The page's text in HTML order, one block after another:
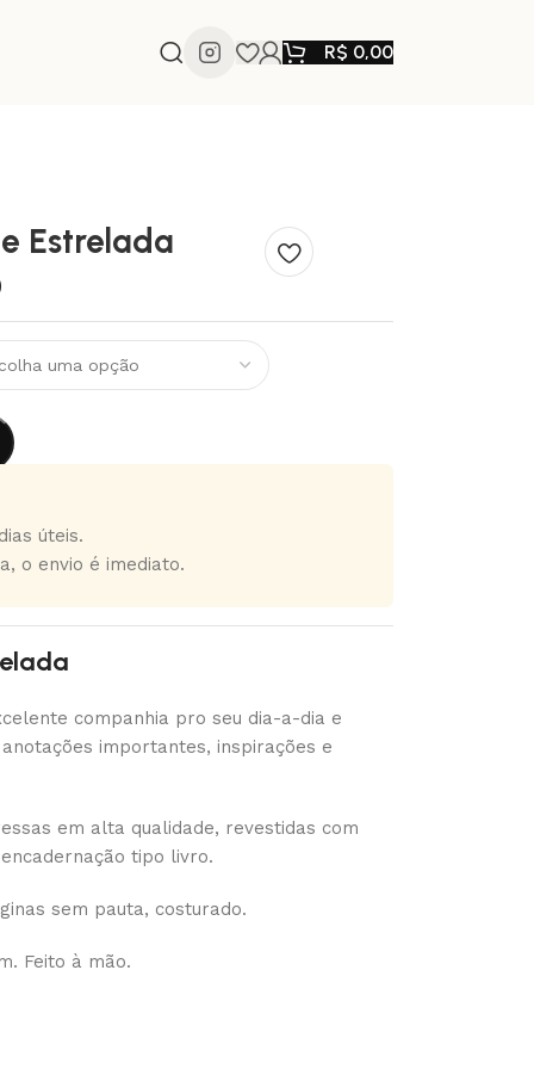
R$ 0,00
Estrelada
úteis.
o envio é imediato.
companhia pro seu dia-a-dia e
importantes, inspirações e
em alta qualidade, revestidas com
tipo livro.
sem pauta, costurado.
Feito à mão.